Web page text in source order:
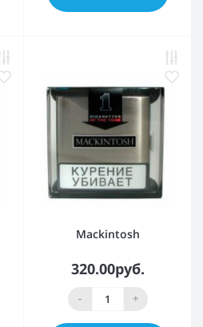
Mackintosh
320.00руб.
- +